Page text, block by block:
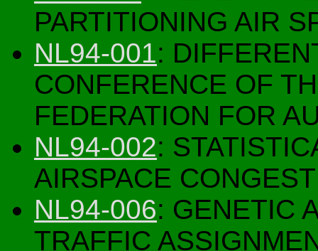
PARTITIONING AIR
NL94-001:
CONFERENCE OF
FEDERATION FOR
NL94-002:
AIRSPACE
NL94-006: GENETIC
TRAFFIC